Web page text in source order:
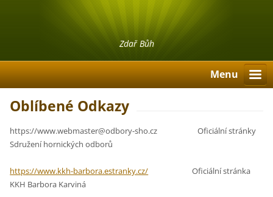
Zdař Bůh
Menu
Oblíbené Odkazy
https://www.webmaster@odbory-sho.cz Oficiální stránky
Sdružení hornických odborů
https://www.kkh-barbora.estranky.cz/ Oficiální stránka
KKH Barbora Karviná